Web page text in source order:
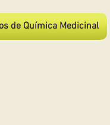
de Química Medicinal